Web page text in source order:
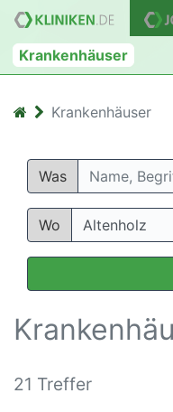
Krankenhäuser
Krankenhäuser
Was
Wo
21 Treffer